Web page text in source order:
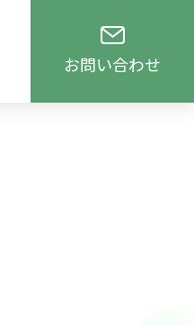
お問い合わせ